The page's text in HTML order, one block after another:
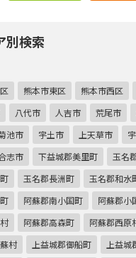
別検索
熊本市東区 熊本市西区
八代市 人吉市 荒尾市
池市 宇土市 上天草市
志市 下益城郡美里町
玉名
玉名郡長洲町 玉名郡和水
阿蘇郡南小国町
阿蘇郡小
阿蘇郡高森町
阿蘇郡西原
村
上益城郡御船町
上益城